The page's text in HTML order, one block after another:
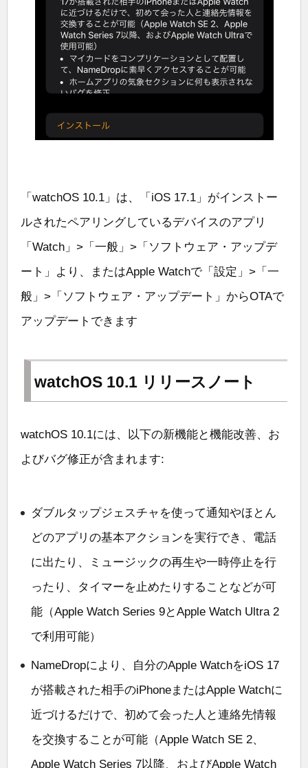
「watchOS 10.1」は、「iOS 17.1」がインストー
ルされたペアリングしているデバイスのアプリ
「Watch」>「一般」>「ソフトウェア・アップデ
ート」より、またはApple Watchで「設定」>「一
般」>「ソフトウェア・アップデート」からOTAで
アップデートできます
watchOS 10.1 リリースノート
watchOS 10.1には、以下の新機能と機能改善、お
よびバグ修正が含まれます:
ダブルタップジェスチャを使って通知やほとん
どのアプリの基本アクションを実行でき、電話
に出たり、ミュージックの再生や一時停止を行
ったり、タイマーを止めたりすることなどが可
能（Apple Watch Series 9とApple Watch Ultra 2
で利用可能）
NameDropにより、自分のApple WatchをiOS 17
が搭載された相手のiPhoneまたはApple Watchに
近づけるだけで、初めて会った人と連絡先情報
を交換することが可能（Apple Watch SE 2、
Apple Watch Series 7以降、およびApple Watch